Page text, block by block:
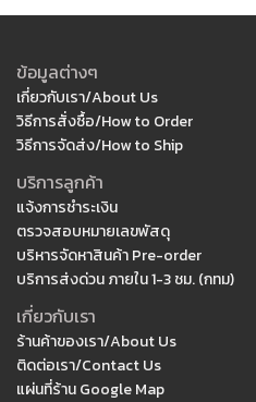
ข้อมูลต่างๆ
เกี่ยวกับเรา/About Us
วิธีการสั่งซื้อ/How to Order
วิธีการจัดส่ง/How to Ship
บริการลูกค้า
แจ้งการชำระเงิน
ตรวจสอบหมายเลขพัสดุ
บริหารจัดหาสินค้า Pre-order
บริการส่งด่วน ภายใน 1-3 ชม. (กทม)
เกี่ยวกับเรา
ร้านค้าของเรา/About Us
ติดต่อเรา/Contact Us
แผ่นที่ร้าน Google Map